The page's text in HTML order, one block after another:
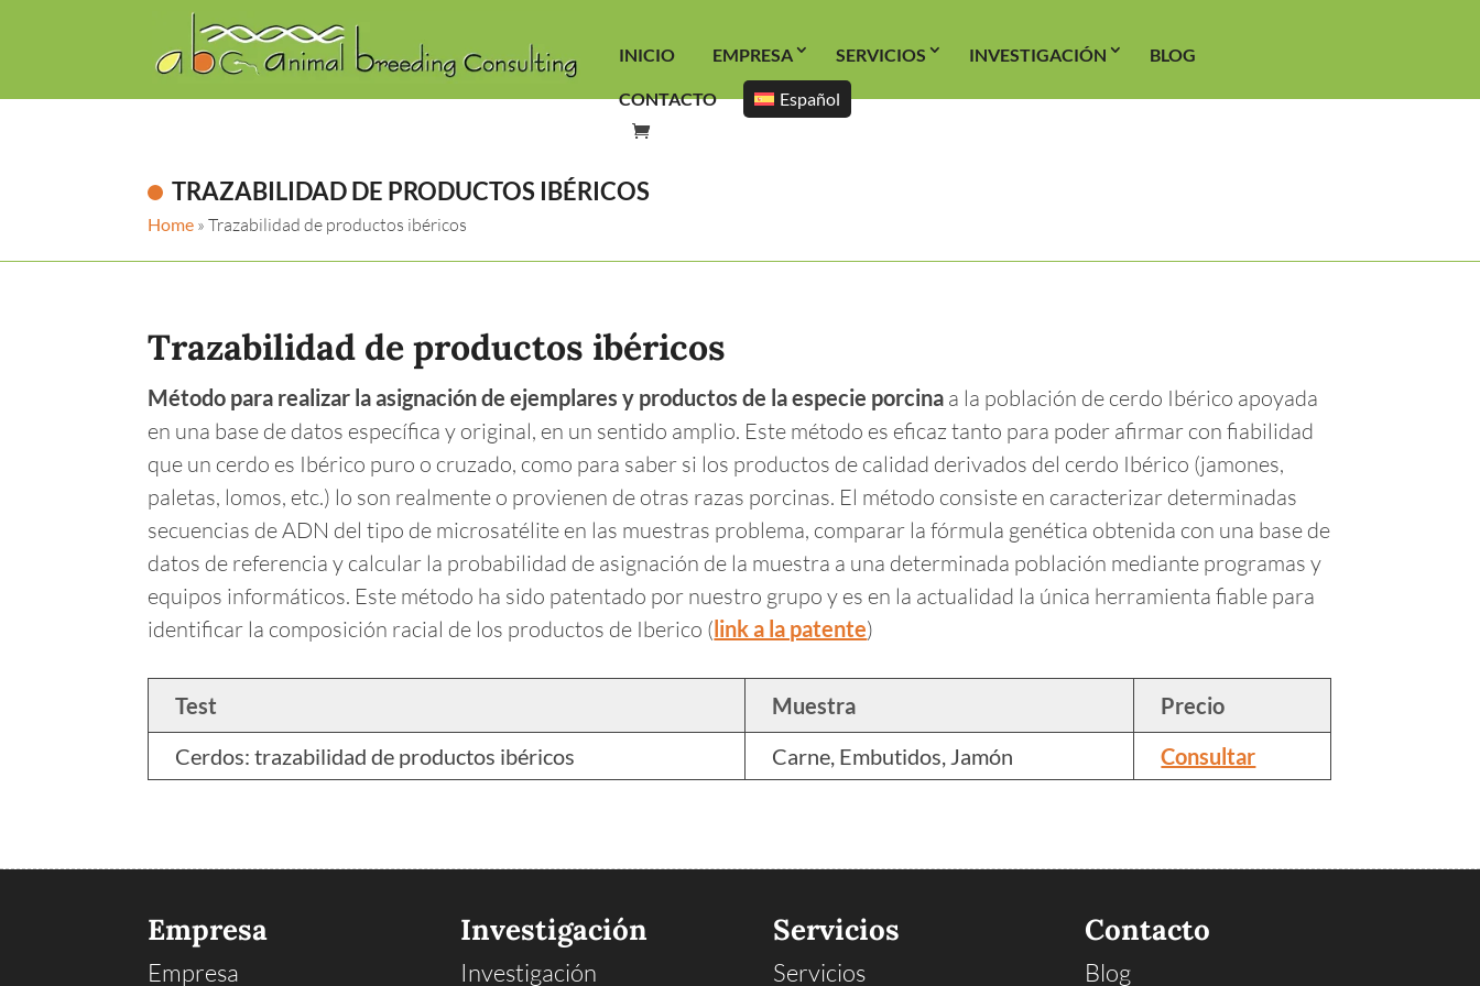
INICIO EMPRESA SERVICIOS INVESTIGACIÓN BLOG
CONTACTO Español
TRAZABILIDAD DE PRODUCTOS IBÉRICOS
Home »Trazabilidad de productos ibéricos
Trazabilidad de productos ibéricos
Método para realizar la asignación de ejemplares y productos de la especie porcina a la población de cerdo Ibérico apoyada
en una base de datos específica y original, en un sentido amplio. Este método es eficaz tanto para poder afirmar con fiabilidad
que un cerdo es Ibérico puro o cruzado, como para saber si los productos de calidad derivados del cerdo Ibérico (jamones,
paletas, lomos, etc.) lo son realmente o provienen de otras razas porcinas. El método consiste en caracterizar determinadas
secuencias de ADN del tipo de microsatélite en las muestras problema, comparar la fórmula genética obtenida con una base de
datos de referencia y calcular la probabilidad de asignación de la muestra a una determinada población mediante programas y
equipos informáticos. Este método ha sido patentado por nuestro grupo y es en la actualidad la única herramienta fiable para
identificar la composición racial de los productos de Iberico (link a la patente)
Test Muestra
Precio
Cerdos: trazabilidad de productos ibéricos
Carne, Embutidos, Jamón Consultar
Empresa
Empresa
Investigación
Investigación
Servicios
Servicios
Contacto
Blog